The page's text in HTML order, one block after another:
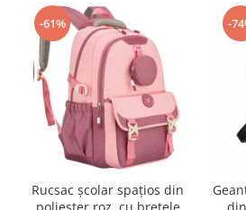
-61%
Rucsac școlar spațios din
-